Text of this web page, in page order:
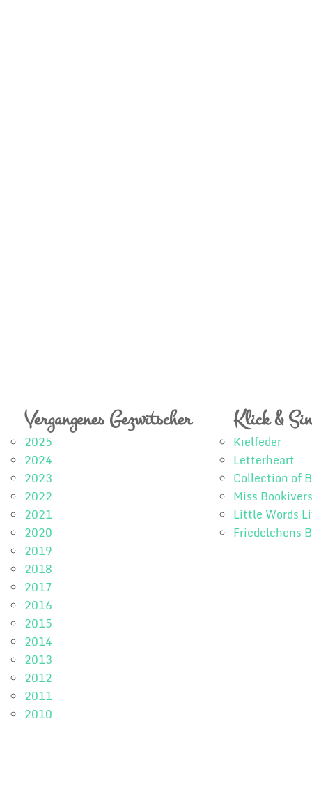
Vergangenes Gezwitscher
2025
2024
2023
2022
2021
2020
2019
2018
2017
2016
2015
2014
2013
2012
2011
2010
Klick &
Kielfeder
Letterheart
Collection of
Miss
Little Words
Friedelchens